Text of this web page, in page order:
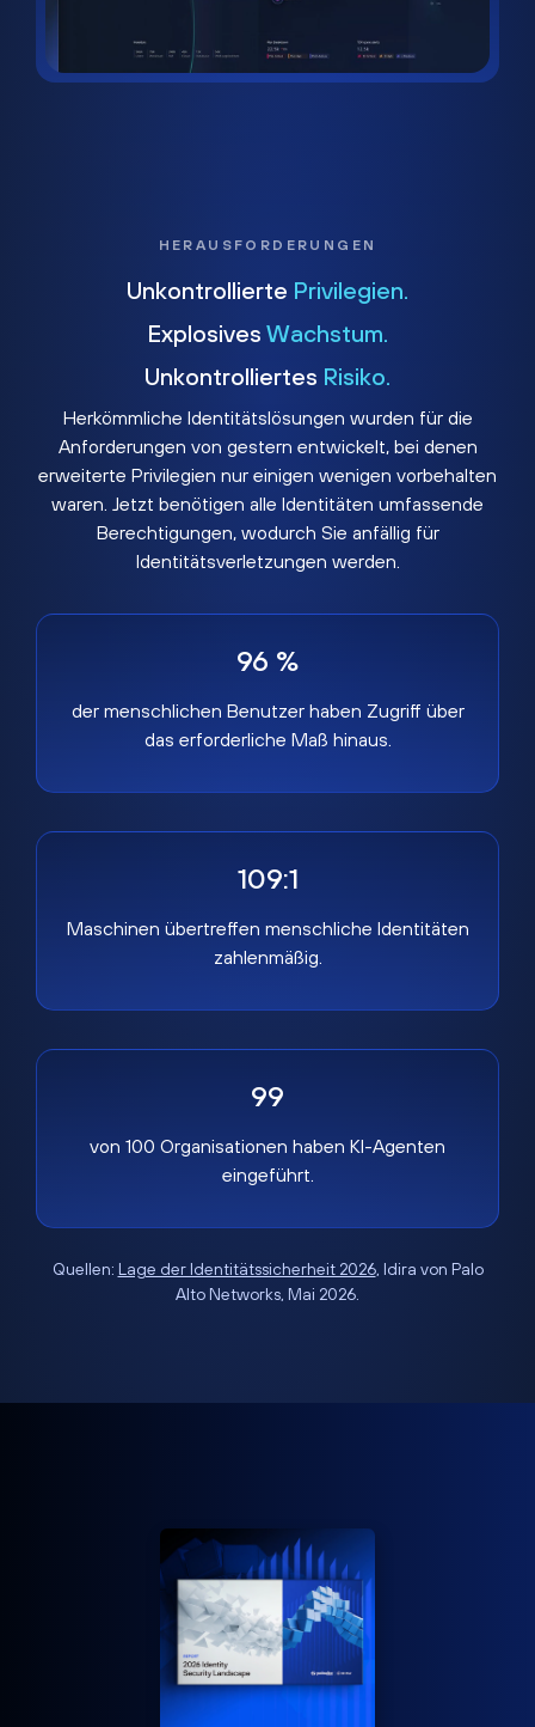
HERAUSFORDERUNGEN
Unkontrollierte Privilegien.
Explosives Wachstum.
Unkontrolliertes Risiko.
Herkömmliche Identitätslösungen wurden für die
Anforderungen von gestern entwickelt, bei denen
erweiterte Privilegien nur einigen wenigen vorbehalten
waren. Jetzt benötigen alle Identitäten umfassende
Berechtigungen, wodurch Sie anfällig für
Identitätsverletzungen werden.
96 %
der menschlichen Benutzer haben Zugriff über
das erforderliche Maß hinaus.
109:1
Maschinen übertreffen menschliche Identitäten
zahlenmäßig.
99
von 100 Organisationen haben KI-Agenten
eingeführt.
Quellen: Lage der Identitätssicherheit 2026, Idira von Palo
Alto Networks, Mai 2026.